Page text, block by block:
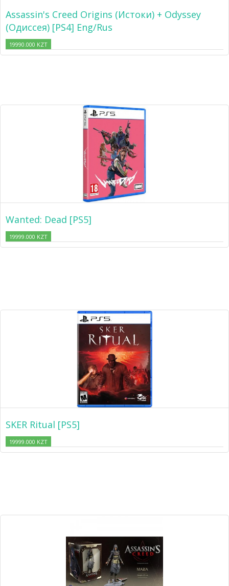
Assassin's Creed Origins (Истоки) + Odyssey
(Одиссея) [PS4] Eng/Rus
19990.000 KZT
Wanted: Dead [PS5]
19999.000 KZT
SKER Ritual [PS5]
19999.000 KZT